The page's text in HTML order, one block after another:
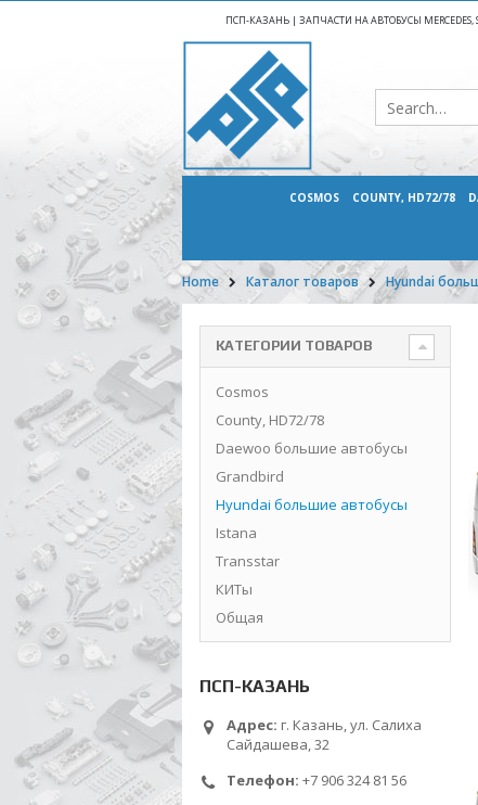
ПСП-КАЗАНЬ | ЗАПЧАСТИ НА АВТОБУСЫ MERCEDES,
COSMOS COUNTY, HD72/78
Home Каталог товаров Hyundai
КАТЕГОРИИ ТОВАРОВ
Cosmos
County, HD72/78
Daewoo большие автобусы
Grandbird
Hyundai большие автобусы
Istana
Transstar
КИТы
Общая
ПСП-КАЗАНЬ
Адрес: г. Казань, ул. Салиха
Сайдашева, 32
Телефон: +7 906 324 81 56